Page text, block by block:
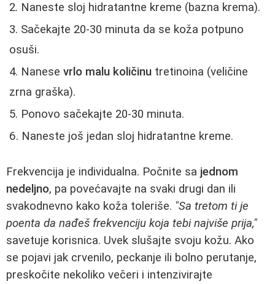
Naneste sloj hidratantne kreme (bazna krema).
Sačekajte 20-30 minuta da se koža potpuno
osuši.
Nanese vrlo malu količinu tretinoina (veličine
zrna graška).
Ponovo sačekajte 20-30 minuta.
Naneste još jedan sloj hidratantne kreme.
Frekvencija je individualna. Počnite sa jednom
nedeljno, pa povećavajte na svaki drugi dan ili
svakodnevno kako koža toleriše. "Sa tretom ti je
poenta da nađeš frekvenciju koja tebi najviše prija,"
savetuje korisnica. Uvek slušajte svoju kožu. Ako
se pojavi jak crvenilo, peckanje ili bolno perutanje,
preskočite nekoliko večeri i intenzivirajte